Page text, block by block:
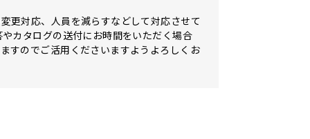
更対応、人員を減らすなどして対応させて
カタログの送付にお時間をいただく場合
すのでご活用くださいますようよろしくお